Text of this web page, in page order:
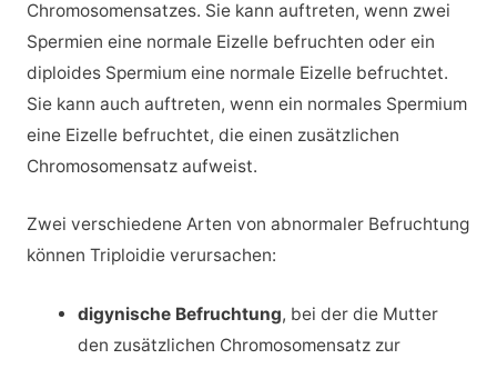
Chromosomensatzes. Sie kann auftreten, wenn zwei
Spermien eine normale Eizelle befruchten oder ein
diploides Spermium eine normale Eizelle befruchtet.
Sie kann auch auftreten, wenn ein normales Spermium
eine Eizelle befruchtet, die einen zusätzlichen
Chromosomensatz aufweist.
Zwei verschiedene Arten von abnormaler Befruchtung
können Triploidie verursachen:
digynische Befruchtung, bei der die Mutter
den zusätzlichen Chromosomensatz zur